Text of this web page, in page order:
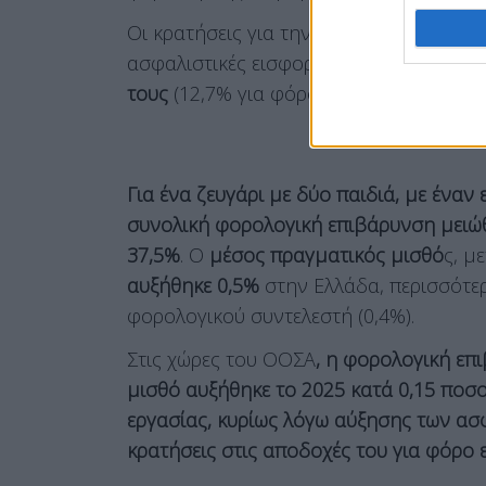
Οι κρατήσεις για την ίδια κατηγορία
ασφαλιστικές εισφορές
αντιστοιχούν
τους (12,7% για φόρο εισοδήματος και
Για ένα ζευγάρι με δύο παιδιά, με
συνολική φορολογική επιβάρυνση
37,5%. Ο μέσος πραγματικός μισθός,
αυξήθηκε 0,5% στην Ελλάδα,
φορολογικού συντελεστή (0,4%).
Στις χώρες του ΟΟΣΑ, η φορολογική
μισθό αυξήθηκε το 2025 κατά 0,15
εργασίας, κυρίως λόγω αύξησης των
κρατήσεις στις αποδοχές του για